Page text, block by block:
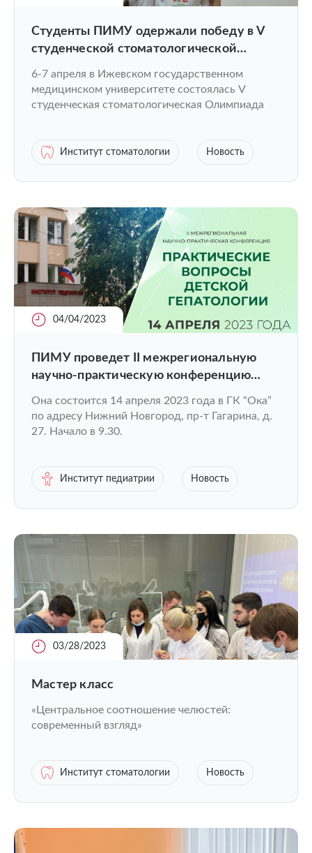
Студенты ПИМУ одержали победу в V
студенческой стоматологической
6-7 апреля в Ижевском государственном
медицинском университете состоялась V
студенческая стоматологическая Олимпиада
Институт стоматологии Новость
04/04/2023
ПИМУ проведет II межрегиональную
научно-практическую конференцию
гепатологии”
Она состоится 14 апреля 2023 года в ГК “Ока”
по адресу Нижний Новгород, пр-т Гагарина, д.
27. Начало в 9.30.
Институт педиатрии Новость
03/28/2023
Мастер класс
«Центральное соотношение челюстей:
современный взгляд»
Институт стоматологии Новость